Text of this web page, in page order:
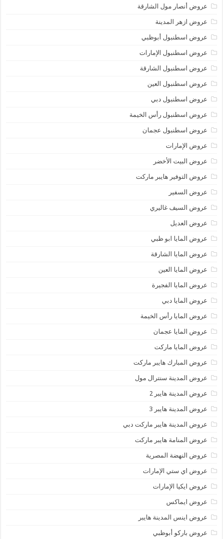
عروض أنصار مول الشارقة
عروض ازهر المدينة
عروض اسطنبول أبوظبي
عروض اسطنبول الإمارات
عروض اسطنبول الشارقة
عروض اسطنبول العين
عروض اسطنبول دبي
عروض اسطنبول رأس الخيمة
عروض اسطنبول عجمان
عروض الإمارات
عروض البيت الأخضر
عروض التوفير هايبر ماركت
عروض السفير
عروض السيف غاليري
عروض العديل
عروض المايا ابو ظبي
عروض المايا الشارقة
عروض المايا العين
عروض المايا الفجيرة
عروض المايا دبي
عروض المايا رأس الخيمة
عروض المايا عجمان
عروض المايا ماركت
عروض المبارك هايبر ماركت
عروض المدينة سنترال مول
عروض المدينة هايبر 2
عروض المدينة هايبر 3
عروض المدينة هايبر ماركت دبي
عروض المنامة هايبر ماركت
عروض النهضة المصرية
عروض اي ستي الإمارات
عروض ايكيا الإمارات
عروض ايماكس
عروض اينس المدينة هايبر
عروض باركو أبوظبي